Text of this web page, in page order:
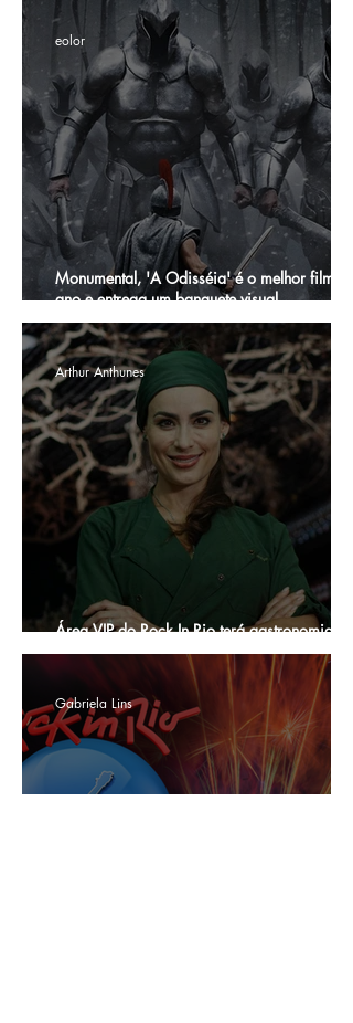
Monumental, 'A Odisséia' é o melhor filme do
ano e entrega um banquete visual
impressionante sobre a mitologia grega
eolor
Área VIP do Rock In Rio terá gastronomia
exclusiva da Chef Heaven Delhaye
Arthur Anthunes
Gabriela Lins